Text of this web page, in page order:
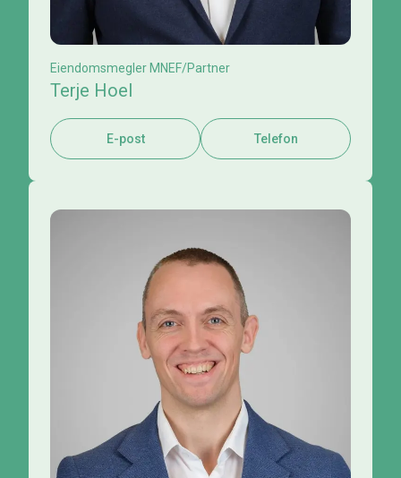
Eiendomsmegler MNEF/Partner
Terje Hoel
E-post Telefon